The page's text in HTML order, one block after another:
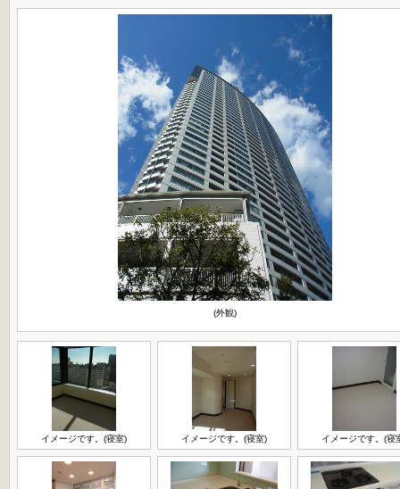
(外観)
イメージです。(寝室) イメージです。(寝室) イメージです。(寝